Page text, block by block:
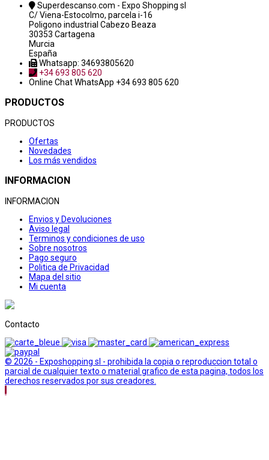
Superdescanso.com - Expo Shopping sl
C/ Viena-Estocolmo, parcela i-16
Poligono industrial Cabezo Beaza
30353 Cartagena
Murcia
España
Whatsapp: 34693805620
+34 693 805 620
Online ChatWhatsApp +34 693 805 620
PRODUCTOS
PRODUCTOS
Ofertas
Novedades
Los más vendidos
INFORMACION
INFORMACION
Envios y Devoluciones
Aviso legal
Terminos y condiciones de uso
Sobre nosotros
Pago seguro
Politica de Privacidad
Mapa del sitio
Mi cuenta
Contacto
© 2026 - Exposhopping sl - prohibida la copia o reproduccion total o
parcial de cualquier texto o material grafico de esta pagina, todos los
derechos reservados por sus creadores.